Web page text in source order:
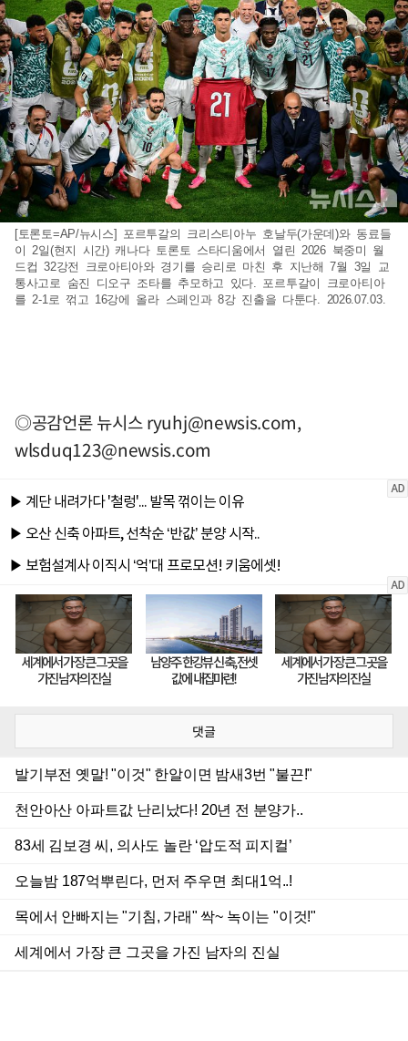
[토론토=AP/뉴시스] 포르투갈의 크리스티아누 호날두(가운데)와 동료들
이 2일(현지 시간) 캐나다 토론토 스타디움에서 열린 2026 북중미 월
드컵 32강전 크로아티아와 경기를 승리로 마친 후 지난해 7월 3일 교
통사고로 숨진 디오구 조타를 추모하고 있다. 포르투갈이 크로아티아
를 2-1로 꺾고 16강에 올라 스페인과 8강 진출을 다툰다. 2026.07.03.
◎공감언론 뉴시스ryuhj@newsis.com,
wlsduq123@newsis.com
댓글